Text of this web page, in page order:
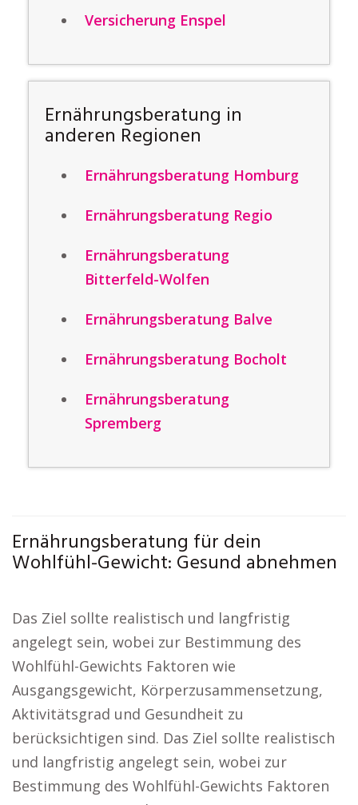
Versicherung Enspel
Ernährungsberatung in
anderen Regionen
Ernährungsberatung Homburg
Ernährungsberatung Regio
Ernährungsberatung
Bitterfeld-Wolfen
Ernährungsberatung Balve
Ernährungsberatung Bocholt
Ernährungsberatung
Spremberg
Ernährungsberatung für dein
Wohlfühl-Gewicht: Gesund abnehmen
Das Ziel sollte realistisch und langfristig
angelegt sein, wobei zur Bestimmung des
Wohlfühl-Gewichts Faktoren wie
Ausgangsgewicht, Körperzusammensetzung,
Aktivitätsgrad und Gesundheit zu
berücksichtigen sind. Das Ziel sollte realistisch
und langfristig angelegt sein, wobei zur
Bestimmung des Wohlfühl-Gewichts Faktoren